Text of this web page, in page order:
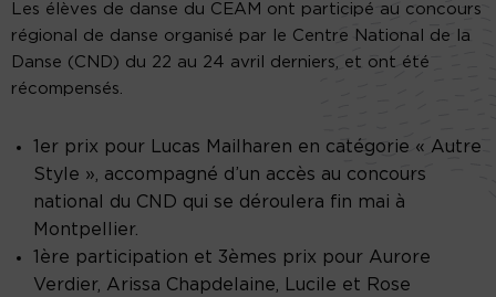
Les élèves de danse du CEAM ont participé au concours
régional de danse organisé par le Centre National de la
Danse (CND) du 22 au 24 avril derniers, et ont été
récompensés.
1er prix pour Lucas Mailharen en catégorie « Autre
Style », accompagné d’un accès au concours
national du CND qui se déroulera fin mai à
Montpellier.
1ère participation et 3èmes prix pour Aurore
Verdier, Arissa Chapdelaine, Lucile et Rose